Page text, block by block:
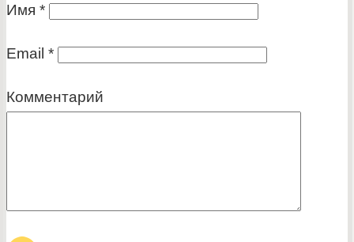
Имя *
Email *
Комментарий